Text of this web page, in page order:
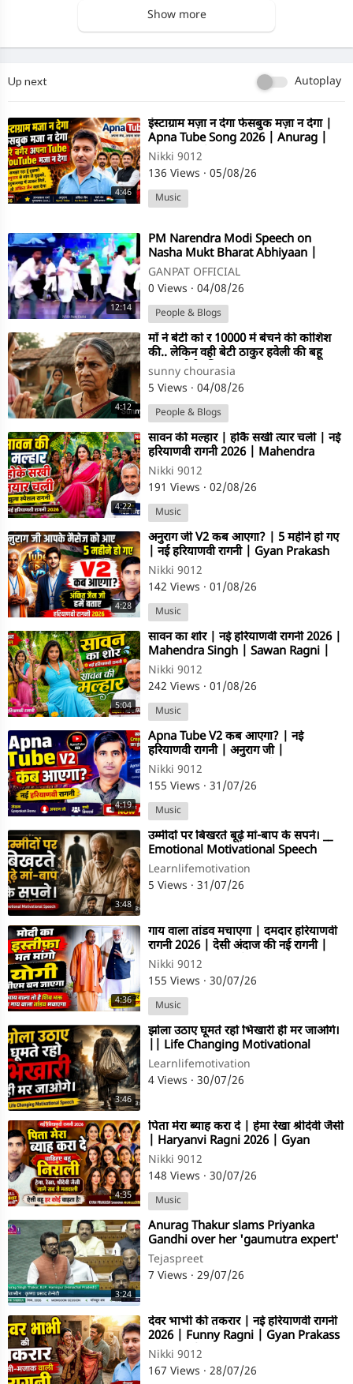
Show more
Up next Autoplay
4:46
⁣इंस्टाग्राम मज़ा न देगा फेसबुक मज़ा न देगा |
Apna Tube Song 2026 | Anurag |
Ankit Jain | Nikki 9012
Nikki 9012
136 Views · 05/08/26
Music
12:14
⁣PM Narendra Modi Speech on
Nasha Mukt Bharat Abhiyaan |
GANPAT OFFICIAL
0 Views · 04/08/26
People & Blogs
4:12
⁣माँ ने बेटी को र 10000 में बेचने की कोशिश
की.. लेकिन वही बेटी ठाकुर हवेली की बहू
बनकर लौटी! िए
sunny chourasia
5 Views · 04/08/26
People & Blogs
4:22
⁣सावन की मल्हार | होकै सखी त्यार चली | नई
हरियाणवी रागनी 2026 | Mahendra
Singh Guru | Nikki 9012
Nikki 9012
191 Views · 02/08/26
Music
4:28
⁣अनुराग जी V2 कब आएगा? | 5 महीने हो गए
| नई हरियाणवी रागनी | Gyan Prakash
Sharma | Nikki 9012
Nikki 9012
142 Views · 01/08/26
Music
5:04
⁣सावन का शोर | नई हरियाणवी रागनी 2026 |
Mahendra Singh | Sawan Ragni |
Haryanvi Ragni | Nikki 9012
Nikki 9012
242 Views · 01/08/26
Music
4:19
⁣Apna Tube V2 कब आएगा? | नई
हरियाणवी रागनी | अनुराग जी |
Gyanprakash Sharma | Nikki 9012
Nikki 9012
155 Views · 31/07/26
Music
3:48
⁣उम्मीदों पर बिखरते बूढ़े मां-बाप के सपने। __
Emotional Motivational Speech
_motivati(720P
Learnlifemotivation
5 Views · 31/07/26
4:36
⁣गाय वाला तांडव मचाएगा | दमदार हरियाणवी
रागनी 2026 | देसी अंदाज की नई रागनी |
Modi Yogi Ragni | Nikki
Nikki 9012
155 Views · 30/07/26
Music
3:46
⁣झोला उठाए घूमते रहो भिखारी ही मर जाओगे।
|| Life Changing Motivational
Speech
Learnlifemotivation
4 Views · 30/07/26
4:35
⁣पिता मेरा ब्याह करा दे | हेमा रेखा श्रीदेवी जैसी
| Haryanvi Ragni 2026 | Gyan
Prakash | Nikki 9012
Nikki 9012
148 Views · 30/07/26
Music
3:24
⁣Anurag Thakur slams Priyanka
Gandhi over her 'gaumutra expert'
remark
Tejaspreet
7 Views · 29/07/26
⁣देवर भाभी की तकरार | नई हरियाणवी रागनी
2026 | Funny Ragni | Gyan Prakass
Sharma | Nikki 9012
Nikki 9012
167 Views · 28/07/26